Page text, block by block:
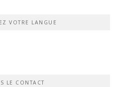
VOTRE LANGUE
LE CONTACT